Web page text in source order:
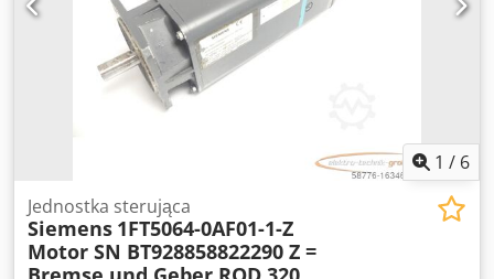
1 / 6
Jednostka sterująca
Siemens 1FT5064-0AF01-1-Z
Motor SN BT928858822290 Z =